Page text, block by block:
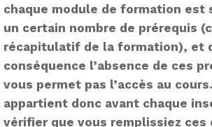
chaque module de formation est
un certain nombre de prérequis
récapitulatif de la formation), et
conséquence l’absence de ces
vous permet pas l’accès au
appartient donc avant chaque
vérifier que vous remplissiez ces